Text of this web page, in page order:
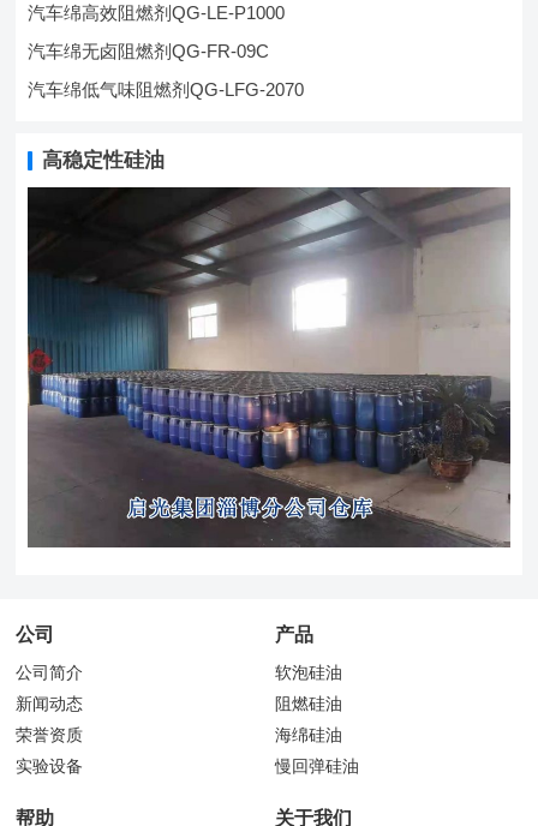
汽车绵高效阻燃剂QG-LE-P1000
汽车绵无卤阻燃剂QG-FR-09C
汽车绵低气味阻燃剂QG-LFG-2070
高稳定性硅油
公司
公司简介
新闻动态
荣誉资质
实验设备
产品
软泡硅油
阻燃硅油
海绵硅油
慢回弹硅油
帮助 关于我们